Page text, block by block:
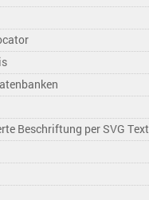
Beschriftung per SVG Text